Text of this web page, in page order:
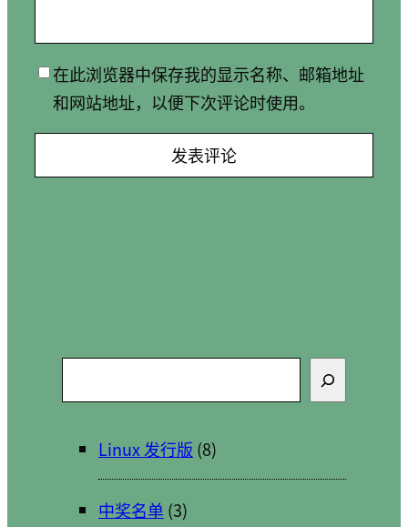
在此浏览器中保存我的显示名称、邮箱地址
和网站地址，以便下次评论时使用。
索
Linux 发行版 (8)
中奖名单 (3)